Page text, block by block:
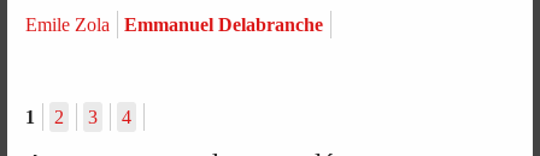
Emile Zola Emmanuel Delabranche
1 2 3 4